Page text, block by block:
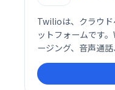
Twilioは、クラウド
ットフォームです
ージング、音声通
追加できます。開
スタムアプリケー